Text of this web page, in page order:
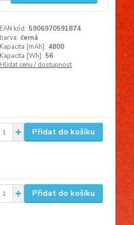
EAN kód: 5906970591874
barva: černá
Kapacita [mAh]: 4800
Kapacita [Wh]: 56
Hlídat cenu / dostupnost
Přidat do košíku
Přidat do košíku